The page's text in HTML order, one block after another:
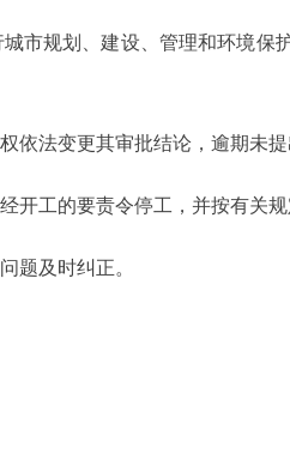
规划、建设、管理和环境保
法变更其审批结论，逾期未提
工的要责令停工，并按有关规
及时纠正。